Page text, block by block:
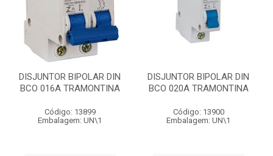
DISJUNTOR BIPOLAR DIN
BCO 016A TRAMONTINA
Código: 13899
Embalagem: UN\1
DISJUNTOR BIPOLAR DIN
BCO 020A TRAMONTINA
Código: 13900
Embalagem: UN\1